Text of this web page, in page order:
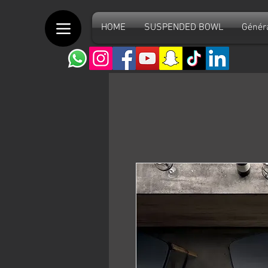
HOME SUSPENDED BOWL